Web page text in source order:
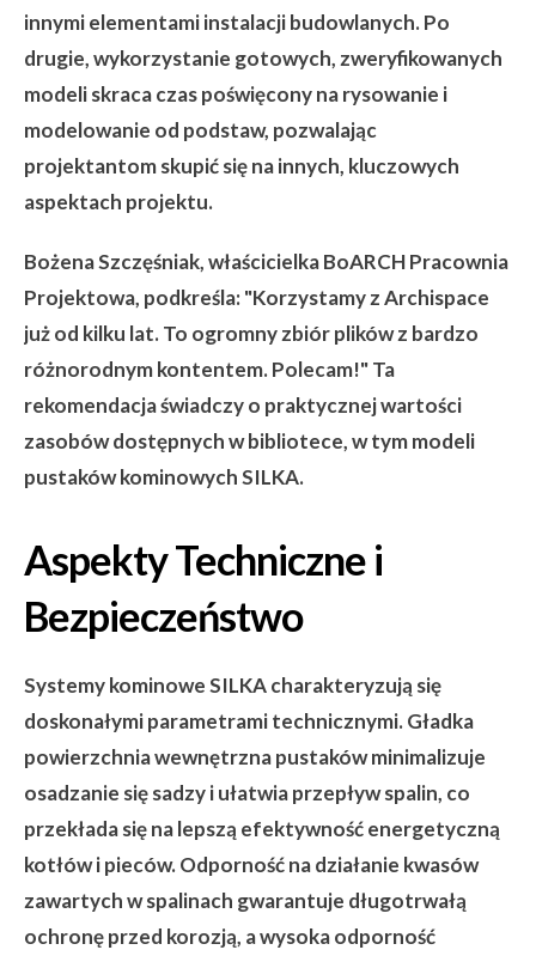
innymi elementami instalacji budowlanych. Po
drugie, wykorzystanie gotowych, zweryfikowanych
modeli skraca czas poświęcony na rysowanie i
modelowanie od podstaw, pozwalając
projektantom skupić się na innych, kluczowych
aspektach projektu.
Bożena Szczęśniak, właścicielka BoARCH Pracownia
Projektowa, podkreśla: "Korzystamy z Archispace
już od kilku lat. To ogromny zbiór plików z bardzo
różnorodnym kontentem. Polecam!" Ta
rekomendacja świadczy o praktycznej wartości
zasobów dostępnych w bibliotece, w tym modeli
pustaków kominowych SILKA.
Aspekty Techniczne i
Bezpieczeństwo
Systemy kominowe SILKA charakteryzują się
doskonałymi parametrami technicznymi. Gładka
powierzchnia wewnętrzna pustaków minimalizuje
osadzanie się sadzy i ułatwia przepływ spalin, co
przekłada się na lepszą efektywność energetyczną
kotłów i pieców. Odporność na działanie kwasów
zawartych w spalinach gwarantuje długotrwałą
ochronę przed korozją, a wysoka odporność